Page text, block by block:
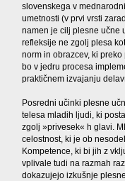
slovenskega v
umetnosti (v prvi vrsti
namen je cilj plesne učne
refleksije ne zgolj plesa
norm in obrazcev, ki
bo v jedru procesa
praktičnem izvajanju
Posredni učinki plesne
telesa mladih ljudi, ki
zgolj »privesek« h glavi.
celostnost, ki je ob
Kompetence, ki bi jih z
vplivale tudi na razmah
dokazujejo izkušnje